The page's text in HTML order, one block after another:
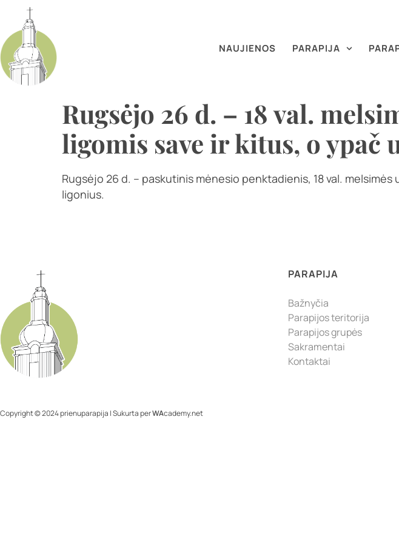
NAUJIENOS PARAPIJA
Rugsėjo 26 d. – 18 val.
ligomis save ir kitus, o ypač
Rugsėjo 26 d. – paskutinis mėnesio penktadienis, 18 val.
ligonius.
PARAPIJA
Bažnyčia
Parapijos teritorija
Parapijos grupės
Sakramentai
Kontaktai
Copyright © 2024 prienuparapija | Sukurta perWAcademy.net